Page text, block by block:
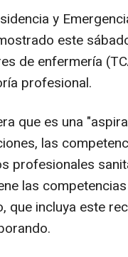
y
este
de enfermería
profesional.
que es una
las
profesionales
las
que incluya este